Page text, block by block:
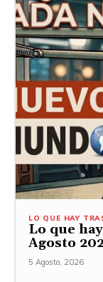
LO QUE HAY
Lo que
Agosto
5 Agosto, 2026